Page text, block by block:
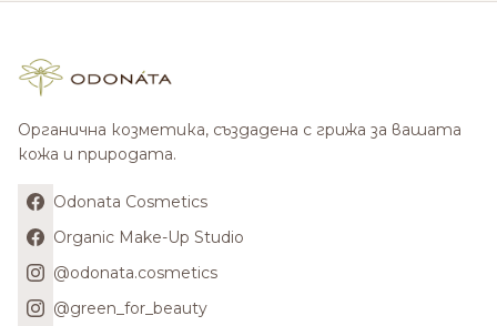
Органична козметика, създадена с грижа за вашата
кожа и природата.
Odonata Cosmetics
Organic Make-Up Studio
@odonata.cosmetics
@green_for_beauty